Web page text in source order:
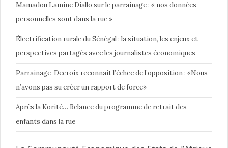
Mamadou Lamine Diallo sur le parrainage : « nos données
personnelles sont dans la rue »
Électrification rurale du Sénégal : la situation, les enjeux et
perspectives partagés avec les journalistes économiques
Parrainage-Decroix reconnait l’échec de l’opposition : «Nous
n’avons pas su créer un rapport de force»
Après la Korité… Relance du programme de retrait des
enfants dans la rue